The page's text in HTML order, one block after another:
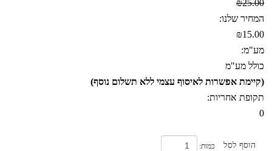
₪25.00
המחיר שלנו:
₪15.00
מע"מ:
כולל מע"מ
(קיימת אפשרות לאיסוף עצמי ללא תשלום נוסף)
תקופת אחריות:
0
הוסף לסל כמות: